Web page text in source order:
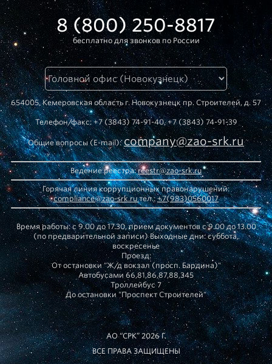
8 (800) 250-8817
бесплатно для звонков по России
654005, Кемеровская область г. Новокузнецк пр. Строителей, д. 57
Телефон/факс: +7 (3843) 74-91-40, +7 (3843) 74-91-39
Общие вопросы (E-mail): company@zao-srk.ru
Ведение реестра:reestr@zao-srk.ru
Горячая линия коррупционных правонарушений:
compliance@zao-srk.ruтел.:+7(983)0560017
Время работы: с 9.00 до 17.30, прием документов с 9.00 до 13.00
(по предварительной записи) Выходные дни: суббота,
воскресенье
Проезд:
От остановки "Ж/д вокзал (просп. Бардина)"
Автобусами 66,81,86,87,88,345
Троллейбус 7
До остановки "Проспект Строителей"
АО “СРК” 2026 Г.
ВСЕ ПРАВА ЗАЩИЩЕНЫ